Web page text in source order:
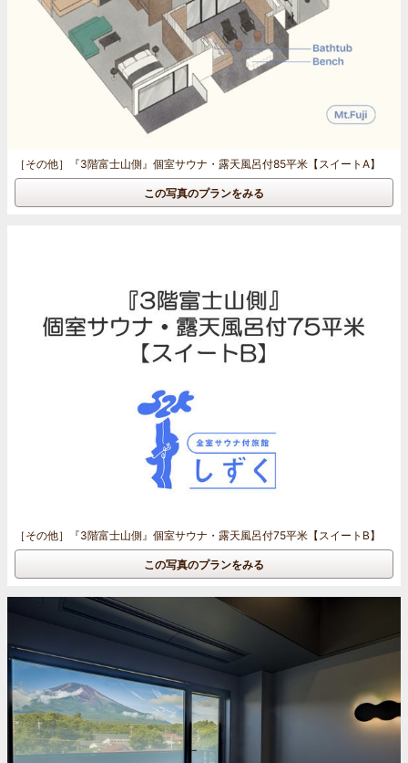
［その他］ 『3階富士山側』個室サウナ・露天風呂付85平米【スイートA】
この写真のプランをみる
［その他］ 『3階富士山側』個室サウナ・露天風呂付75平米【スイートB】
この写真のプランをみる